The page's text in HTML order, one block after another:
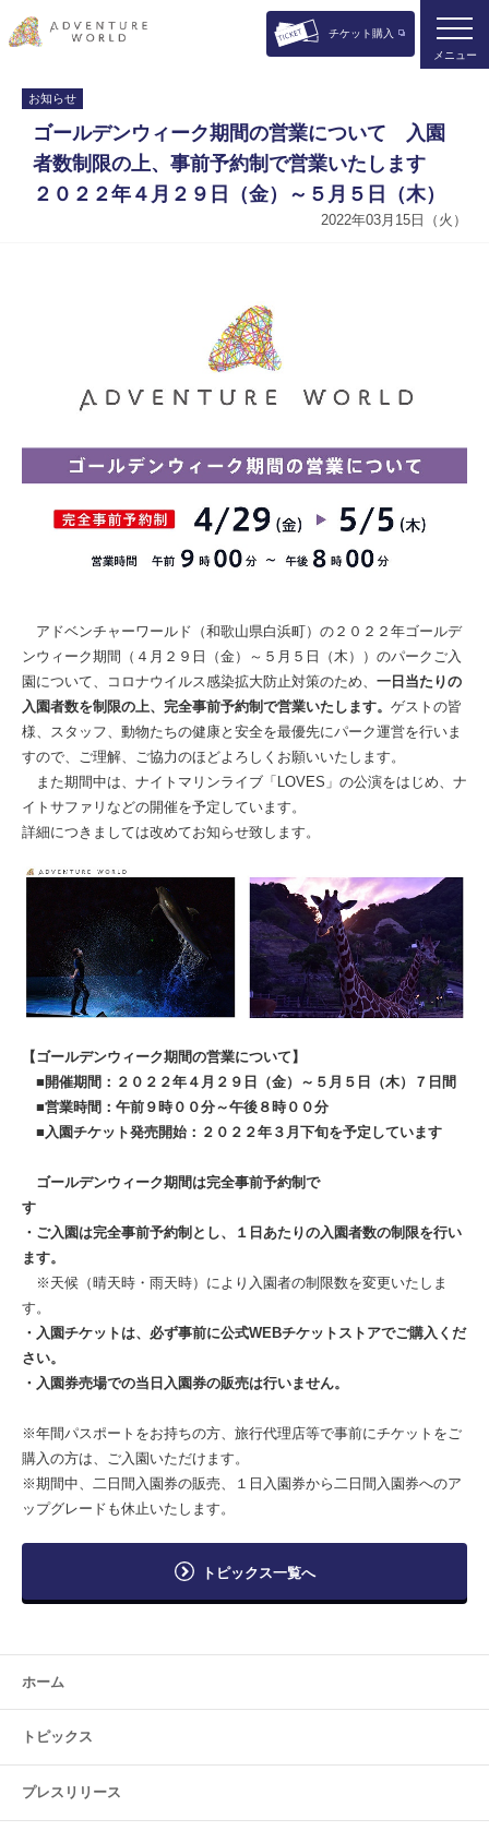
チケット購入
メニュー
お知らせ
ゴールデンウィーク期間の営業について 入園
者数制限の上、事前予約制で営業いたします
２０２２年４月２９日（金）～５月５日（木）
2022年03月15日（火）
アドベンチャーワールド（和歌山県白浜町）の２０２２年ゴールデ
ンウィーク期間（４月２９日（金）～５月５日（木））のパークご入
園について、コロナウイルス感染拡大防止対策のため、 一日当たりの
入園者数を制限の上、完全事前予約制で営業いたします。 ゲストの皆
様、スタッフ、動物たちの健康と安全を最優先にパーク運営を行いま
すので、ご理解、ご協力のほどよろしくお願いいたします。
また期間中は、ナイトマリンライブ「LOVES」の公演をはじめ、ナ
イトサファリなどの開催を予定しています。
詳細につきましては改めてお知らせ致します。
【ゴールデンウィーク期間の営業について】
■開催期間：２０２２年４月２９日（金）～５月５日（木）７日間
■営業時間：午前９時００分～午後８時００分
■入園チケット発売開始：２０２２年３月下旬を予定しています
ゴールデンウィーク期間は完全事前予約制で
す
・ご入園は完全事前予約制とし、１日あたりの入園者数の制限を行い
ます。
※天候（晴天時・雨天時）により入園者の制限数を変更いたしま
す。
・入園チケットは、必ず事前に公式WEBチケットストアでご購入くだ
さい。
・入園券売場での当日入園券の販売は行いません。
※年間パスポートをお持ちの方、旅行代理店等で事前にチケットをご
購入の方は、ご入園いただけます。
※期間中、二日間入園券の販売、１日入園券から二日間入園券へのア
ップグレードも休止いたします。
トピックス一覧へ
ホーム
トピックス
プレスリリース